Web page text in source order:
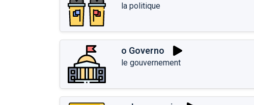
la politique
o Governo
le gouvernement